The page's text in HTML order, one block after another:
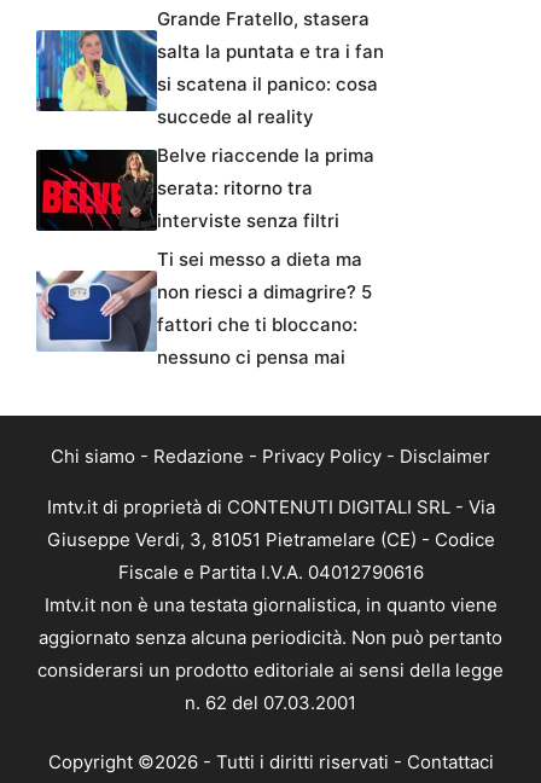
Grande Fratello, stasera
salta la puntata e tra i fan
si scatena il panico: cosa
succede al reality
Belve riaccende la prima
serata: ritorno tra
interviste senza filtri
Ti sei messo a dieta ma
non riesci a dimagrire? 5
fattori che ti bloccano:
nessuno ci pensa mai
Chi siamo - Redazione - Privacy Policy - Disclaimer
Imtv.it di proprietà di CONTENUTI DIGITALI SRL - Via
Giuseppe Verdi, 3, 81051 Pietramelare (CE) - Codice
Fiscale e Partita I.V.A. 04012790616
Imtv.it non è una testata giornalistica, in quanto viene
aggiornato senza alcuna periodicità. Non può pertanto
considerarsi un prodotto editoriale ai sensi della legge
n. 62 del 07.03.2001
Copyright ©2026 - Tutti i diritti riservati - Contattaci